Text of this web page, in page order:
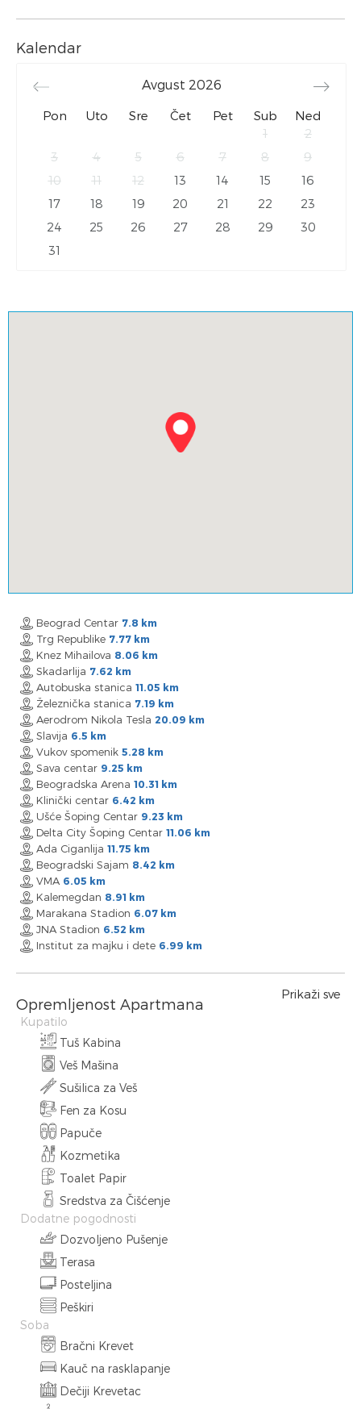
Kalendar
Avgust 2026
Pon Uto Sre Čet Pet Sub
Ned
1
2
3
4 5 6 7 8
9
10
11 12 13 14 15
16
17
18 19 20 21 22
23
24
25 26 27 28 29
30
31
Beograd Centar 7.8 km
Trg Republike 7.77 km
Knez Mihailova 8.06 km
Skadarlija 7.62 km
Autobuska stanica 11.05 km
Železnička stanica 7.19 km
Aerodrom Nikola Tesla 20.09 km
Slavija 6.5 km
Vukov spomenik 5.28 km
Sava centar 9.25 km
Beogradska Arena 10.31 km
Klinički centar 6.42 km
Ušće Šoping Centar 9.23 km
Delta City Šoping Centar 11.06 km
Ada Ciganlija 11.75 km
Beogradski Sajam 8.42 km
VMA 6.05 km
Kalemegdan 8.91 km
Marakana Stadion 6.07 km
JNA Stadion 6.52 km
Institut za majku i dete 6.99 km
Opremljenost Apartmana
Prikaži sve
Kupatilo
Tuš Kabina
Veš Mašina
Sušilica za Veš
Fen za Kosu
Papuče
Kozmetika
Toalet Papir
Sredstva za Čišćenje
Dodatne pogodnosti
Dozvoljeno Pušenje
Terasa
Posteljina
Peškiri
Soba
Bračni Krevet
Kauč na rasklapanje
Dečiji Krevetac